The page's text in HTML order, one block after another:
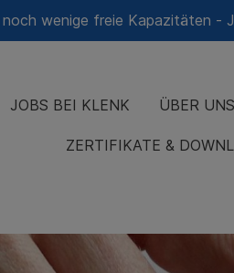
noch wenige freie Kapazitäten -
JOBS BEI KLENK ÜBER UNS
ZERTIFIKATE &
Service